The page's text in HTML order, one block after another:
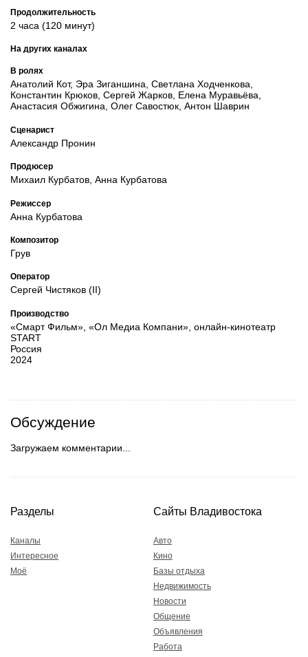
Продолжительность
2 часа (120 минут)
На других каналах
В ролях
Анатолий Кот, Эра Зиганшина, Светлана Ходченкова,
Константин Крюков, Сергей Жарков, Елена Муравьёва,
Анастасия Обжигина, Олег Савостюк, Антон Шаврин
Сценарист
Александр Пронин
Продюсер
Михаил Курбатов, Анна Курбатова
Режиссер
Анна Курбатова
Композитор
Грув
Оператор
Сергей Чистяков (II)
Производство
«Смарт Фильм», «Ол Медиа Компани», онлайн-кинотеатр
START
Россия
2024
Обсуждение
Загружаем комментарии...
Разделы
Каналы
Интересное
Моё
Сайты Владивостока
Авто
Кино
Базы отдыха
Недвижимость
Новости
Общение
Объявления
Работа